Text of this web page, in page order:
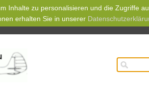
Inhalte zu personalisieren und die Zugriffe
erhalten Sie in unserer